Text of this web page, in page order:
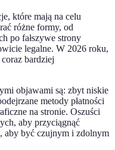
które mają na celu
różne formy, od
po fałszywe strony
legalne. W 2026 roku,
bardziej
objawami są: zbyt niskie
metody płatności
na stronie. Oszuści
aby przyciągnąć
aby być czujnym i zdolnym